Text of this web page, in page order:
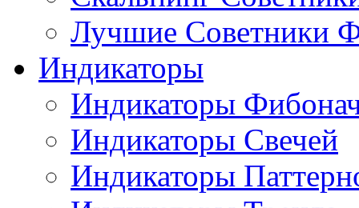
Лучшие Советники
Индикаторы
Индикаторы
Индикаторы Свечей
Индикаторы